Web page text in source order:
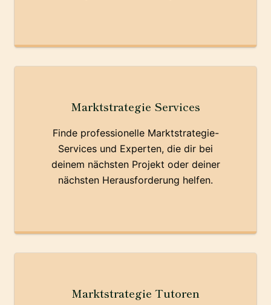
Marktstrategie Services
Finde professionelle Marktstrategie-
Services und Experten, die dir bei
deinem nächsten Projekt oder deiner
nächsten Herausforderung helfen.
Marktstrategie Tutoren